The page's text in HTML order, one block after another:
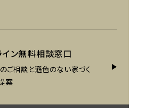
ン無料相談窓口
ご相談と遜色のない家づく
案